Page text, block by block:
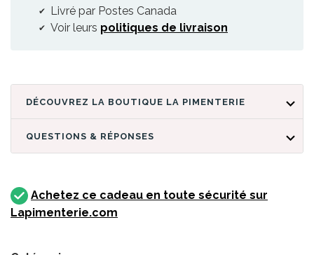
Livré par Postes Canada
Voir leurs politiques de livraison
DÉCOUVREZ LA BOUTIQUE LA PIMENTERIE
QUESTIONS & RÉPONSES
Achetez ce cadeau en toute sécurité sur
Lapimenterie.com